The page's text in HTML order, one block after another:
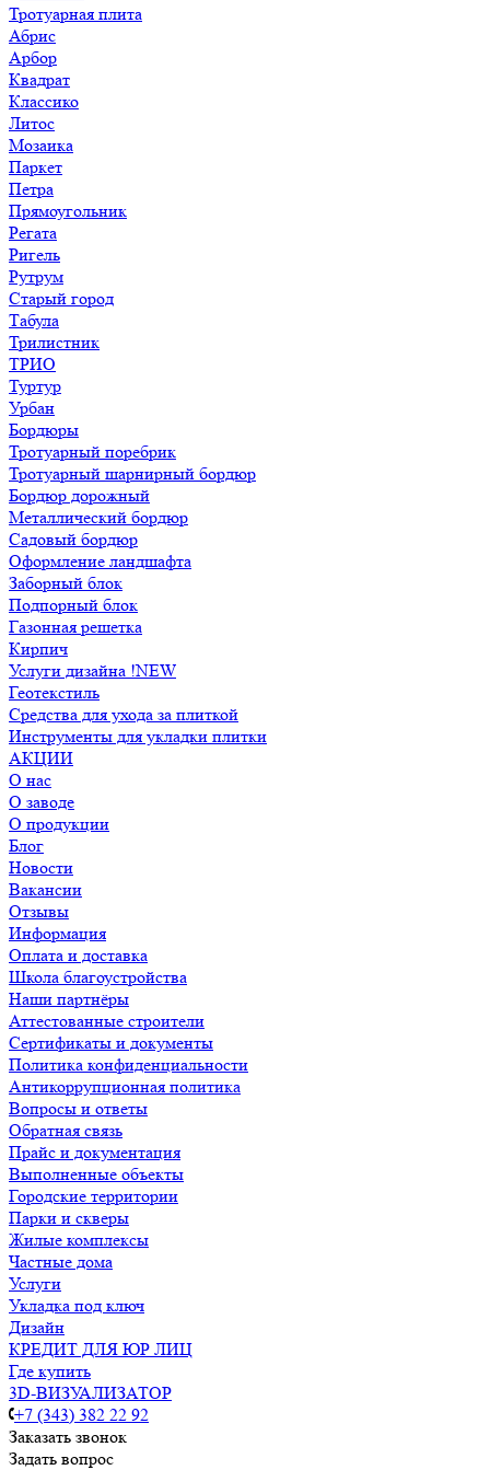
Тротуарная плита
Абрис
Арбор
Квадрат
Классико
Литос
Мозаика
Паркет
Петра
Прямоугольник
Регата
Ригель
Рутрум
Старый город
Табула
Трилистник
ТРИО
Туртур
Урбан
Бордюры
Тротуарный поребрик
Тротуарный шарнирный бордюр
Бордюр дорожный
Металлический бордюр
Садовый бордюр
Оформление ландшафта
Заборный блок
Подпорный блок
Газонная решетка
Кирпич
Услуги дизайна !NEW
Геотекстиль
Средства для ухода за плиткой
Инструменты для укладки плитки
АКЦИИ
О нас
О заводе
О продукции
Блог
Новости
Вакансии
Отзывы
Информация
Оплата и доставка
Школа благоустройства
Наши партнёры
Аттестованные строители
Сертификаты и документы
Политика конфиденциальности
Антикоррупционная политика
Вопросы и ответы
Обратная связь
Прайс и документация
Выполненные объекты
Городские территории
Парки и скверы
Жилые комплексы
Частные дома
Услуги
Укладка под ключ
Дизайн
КРЕДИТ ДЛЯ ЮР ЛИЦ
Где купить
3D-ВИЗУАЛИЗАТОР
+7 (343) 382 22 92
Заказать звонок
Задать вопрос